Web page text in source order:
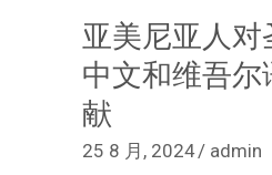
亚美尼亚人
中文和维吾
献
25 8 月, 2024 admin